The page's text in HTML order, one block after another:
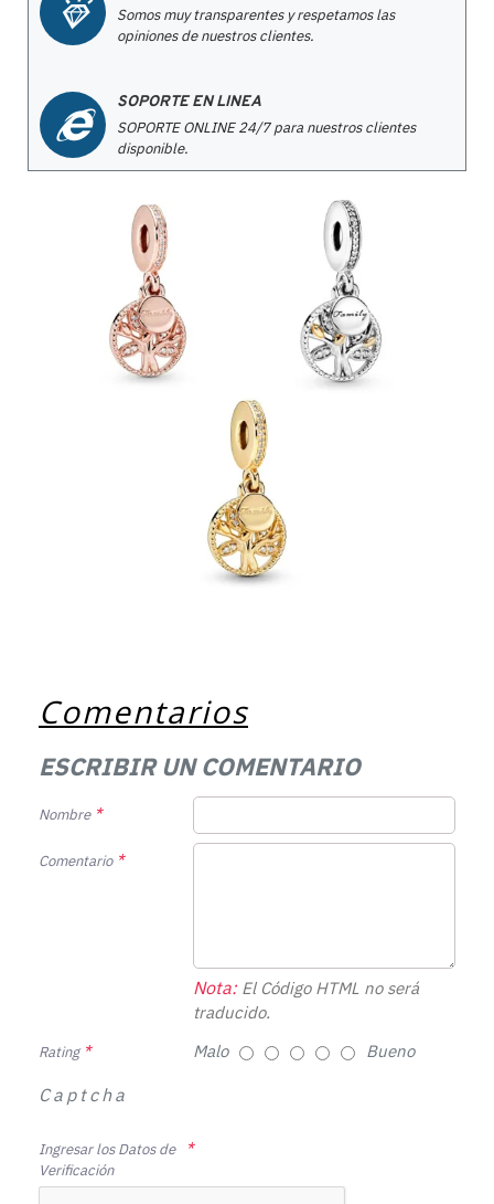
Somos muy transparentes y respetamos las
opiniones de nuestros clientes.
SOPORTE EN LINEA
SOPORTE ONLINE 24/7 para nuestros clientes
disponible.
Comentarios
ESCRIBIR UN COMENTARIO
Nombre
Comentario
Nota:El Código HTML no será
traducido.
Rating Malo Bueno
Captcha
Ingresar los Datos de
Verificación